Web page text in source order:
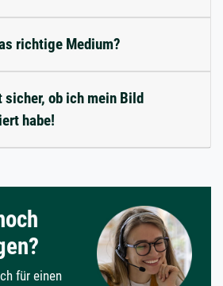
richtige Medium?
ob ich mein Bild
habe!
für einen